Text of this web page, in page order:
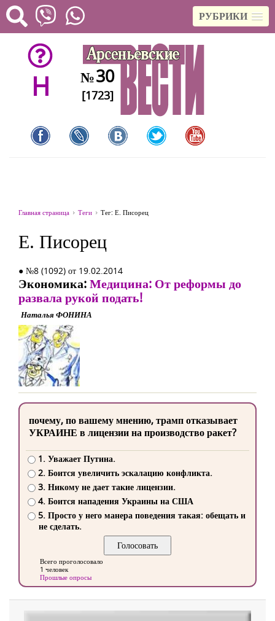
РУБРИКИ
H №30
[1723]
Главная страница Теги Тег: Е. Писорец
Е. Писорец
● №8 (1092) от 19.02.2014
Экономика:Медицина: От реформы до
развала рукой подать!
Наталья ФОНИНА
почему, по вашему мнению, трамп отказывает
УКРАИНЕ в лицензии на производство ракет?
1. Уважает Путина.
2. Боится увеличить эскалацию конфликта.
3. Никому не дает такие лицензии.
4. Боится нападения Украины на США
5. Просто у него манера поведения такая: обещать и
не сделать.
Всего проголосовало
1 человек
Прошлые опросы